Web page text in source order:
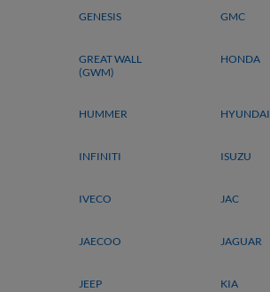
GENESIS GMC
GREAT WALL
(GWM)
HONDA
HUMMER HYUNDAI
INFINITI ISUZU
IVECO JAC
JAECOO JAGUAR
JEEP KIA